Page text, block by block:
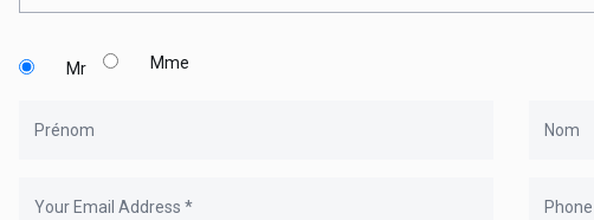
Mr Mme